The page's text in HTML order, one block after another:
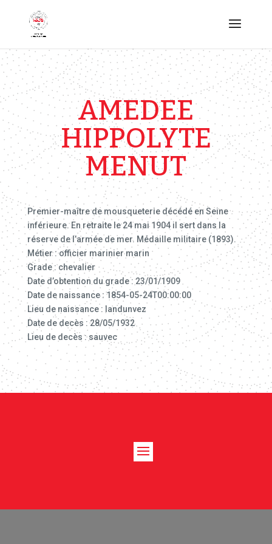
AMEDEE
HIPPOLYTE
MENUT
Premier-maître de mousqueterie décédé en Seine
inférieure. En retraite le 24 mai 1904 il sert dans la
réserve de l’armée de mer. Médaille militaire (1893).
Métier : officier marinier marin
Grade : chevalier
Date d’obtention du grade : 23/01/1909
Date de naissance : 1854-05-24T00:00:00
Lieu de naissance : landunvez
Date de decès : 28/05/1932
Lieu de decès : sauvec